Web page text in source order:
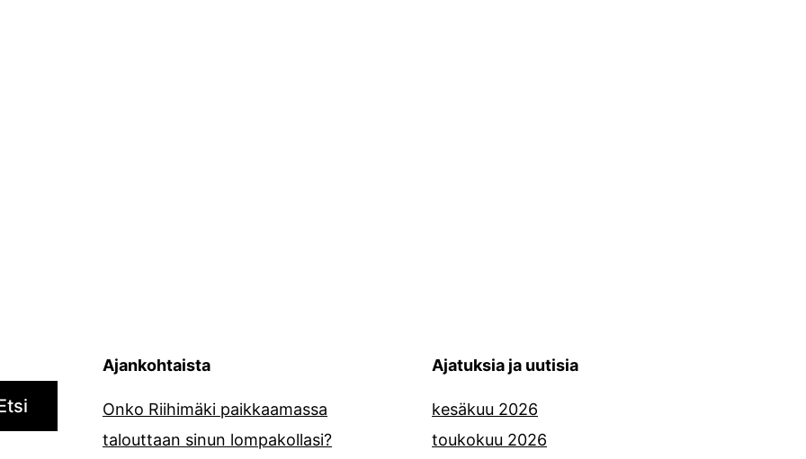
Ajankohtaista
Onko Riihimäki paikkaamassa
talouttaan sinun lompakollasi?
Ajatuksia ja uutisia
kesäkuu 2026
toukokuu 2026